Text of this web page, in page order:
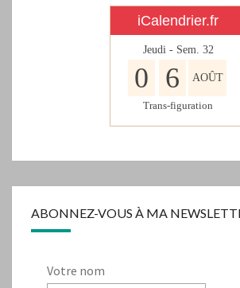
iCalendrier.fr
Jeudi - Sem. 32
0 6 AOÛT
Trans-figuration
ABONNEZ-VOUS À MA
Votre nom